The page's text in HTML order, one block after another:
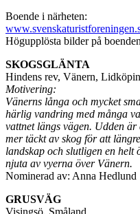
Boende i närheten:
Högupplösta bilder på
SKOGSGLÄNTA
Hindens rev, Vänern,
Motivering:
Vänerns långa och mycket
härlig vandring med många
vattnet längs vägen. Udden
mer täckt av skog för att
landskap och slutligen en helt
njuta av vyerna över Vänern.
Nominerad av: Anna Hedlund
GRUSVÄG
Visingsö, Småland